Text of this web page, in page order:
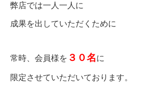
弊店では一人一人に
成果を出していただくために
常時、会員様を ３０名に
限定させていただいております。